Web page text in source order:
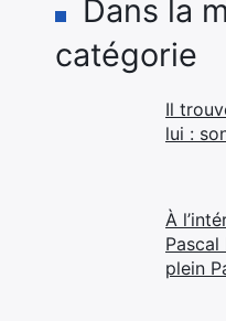
Dans la
catégorie
Il
lui :
À
plein